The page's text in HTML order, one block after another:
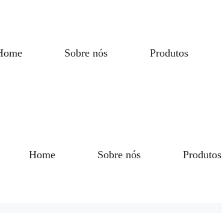
Sobre nós Produtos
Home Sobre nós Produtos